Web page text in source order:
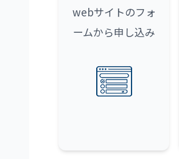
webサイトのフォ
ームから申し込み